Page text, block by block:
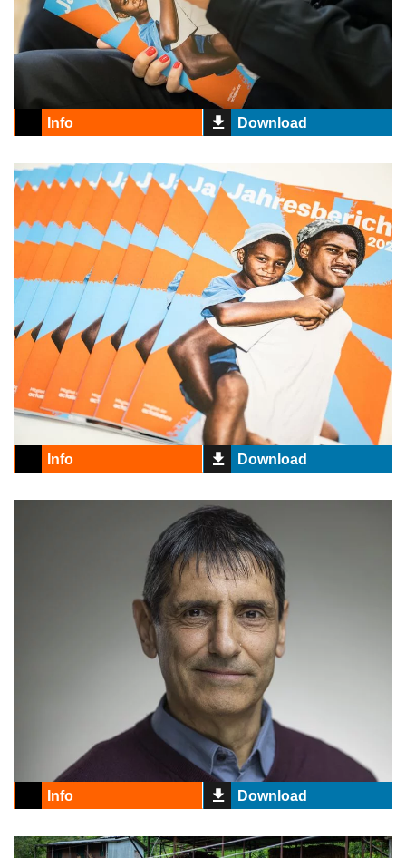
Info Download
Info Download
Info Download